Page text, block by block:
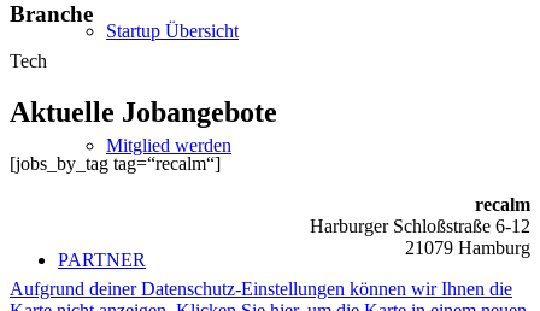
Startup Übersicht
Mitglied werden
PARTNER
Branche
Tech
Aktuelle Jobangebote
[jobs_by_tag tag=“recalm“]
recalm
Harburger Schloßstraße 6-12
21079 Hamburg
Aufgrund deiner Datenschutz-Einstellungen können wir Ihnen die